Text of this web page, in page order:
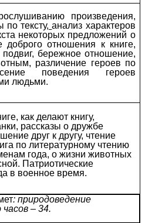
произведения,
тексту, анализ характеров
некоторых предложений о
отношения к книге,
бережное отношение,
различение героев по
поведения героев
людьми.
как делают книгу,
рассказы о дружбе
друг к другу, чтение
по литературному чтению
года, о жизни животных
Патриотические
в военное время.
: природоведение
часов – 34.